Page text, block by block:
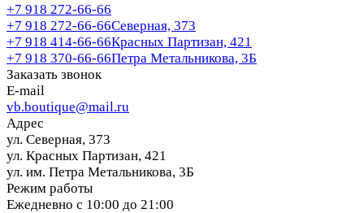
+7 918 272-66-66
+7 918 272-66-66Северная, 373
+7 918 414-66-66Красных Партизан, 421
+7 918 370-66-66Петра Метальникова, 3Б
Заказать звонок
E-mail
vb.boutique@mail.ru
Адрес
ул. Северная, 373
ул. Красных Партизан, 421
ул. им. Петра Метальникова, 3Б
Режим работы
Ежедневно с 10:00 до 21:00